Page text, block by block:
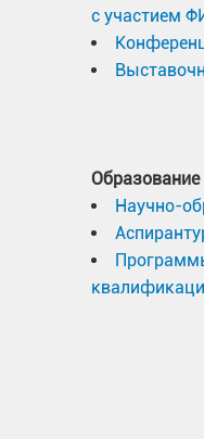
с участием
Образование
Научно-